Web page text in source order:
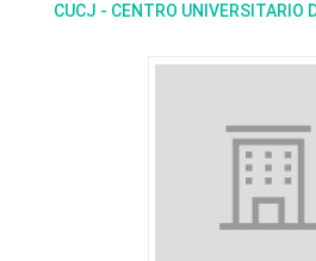
CUCJ - CENTRO UNIVERSITARIO